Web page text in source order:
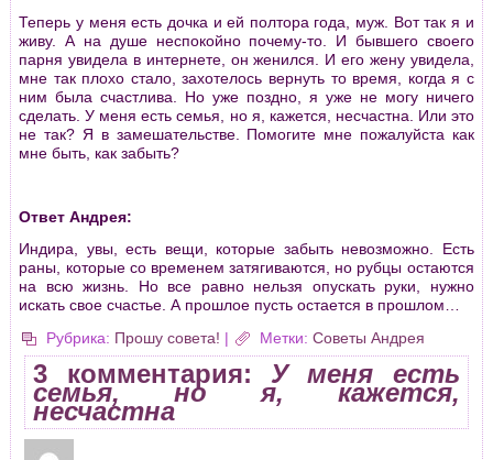
Теперь у меня есть дочка и ей полтора года, муж. Вот так я и
живу. А на душе неспокойно почему-то. И бывшего своего
парня увидела в интернете, он женился. И его жену увидела,
мне так плохо стало, захотелось вернуть то время, когда я с
ним была счастлива. Но уже поздно, я уже не могу ничего
сделать. У меня есть семья, но я, кажется, несчастна. Или это
не так? Я в замешательстве. Помогите мне пожалуйста как
мне быть, как забыть?
Ответ Андрея:
Индира, увы, есть вещи, которые забыть невозможно. Есть
раны, которые со временем затягиваются, но рубцы остаются
на всю жизнь. Но все равно нельзя опускать руки, нужно
искать свое счастье. А прошлое пусть остается в прошлом…
Рубрика: Прошу совета! | Метки: Советы Андрея
3 комментария: У меня есть
семья, но я, кажется,
несчастна